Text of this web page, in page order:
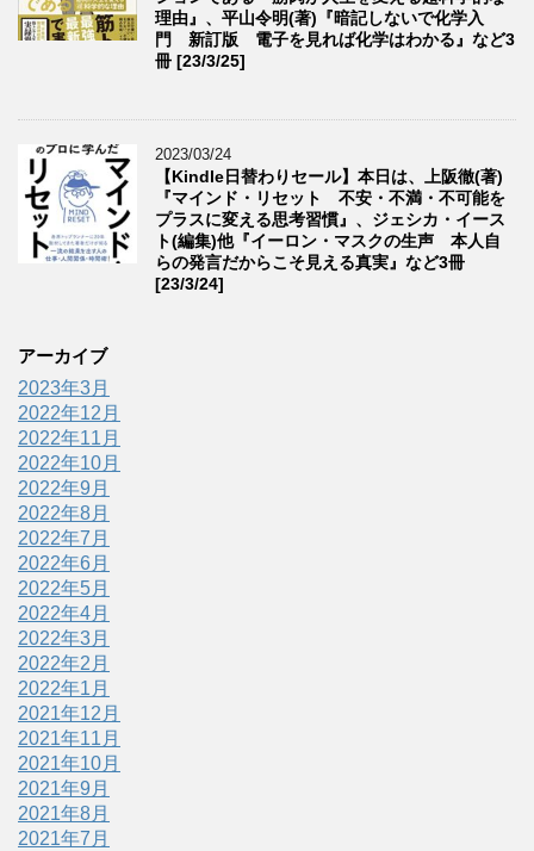
理由』、平山令明(著)『暗記しないで化学入
門 新訂版 電子を見れば化学はわかる』など3
冊 [23/3/25]
2023/03/24
【Kindle日替わりセール】本日は、上阪徹(著)
『マインド・リセット 不安・不満・不可能を
プラスに変える思考習慣』、ジェシカ・イース
ト(編集)他『イーロン・マスクの生声 本人自
らの発言だからこそ見える真実』など3冊
[23/3/24]
アーカイブ
2023年3月
2022年12月
2022年11月
2022年10月
2022年9月
2022年8月
2022年7月
2022年6月
2022年5月
2022年4月
2022年3月
2022年2月
2022年1月
2021年12月
2021年11月
2021年10月
2021年9月
2021年8月
2021年7月